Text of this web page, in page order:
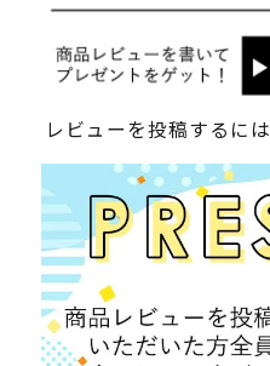
レビューを投稿するには